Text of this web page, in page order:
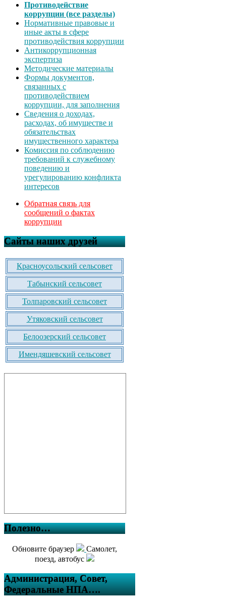
Противодействие
коррупции (все разделы)
Нормативные правовые и
иные акты в сфере
противодействия коррупции
Антикоррупционная
экспертиза
Методические материалы
Формы документов,
связанных с
противодействием
коррупции, для заполнения
Сведения о доходах,
расходах, об имуществе и
обязательствах
имущественного характера
Комиссия по соблюдению
требований к служебному
поведению и
урегулированию конфликта
интересов
Обратная связь для
сообщений о фактах
коррупции
Сайты наших друзей
Красноусольский сельсовет
Табынский сельсовет
Толпаровский сельсовет
Утяковский сельсовет
Белоозерский сельсовет
Имендяшевский сельсовет
Полезно…
Обновите браузер
Самолет,
поезд, автобус
Администрация, Совет,
Федеральные НПА….